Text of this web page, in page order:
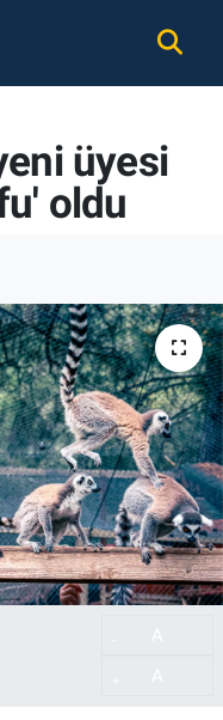
üyesi
oldu